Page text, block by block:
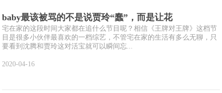
baby最该被骂的不是说贾玲“蠢”，而是让花
宅在家的这段时间大家都在追什么节目呢？相信《王牌对王牌》这档节
目是很多小伙伴最喜欢的一档综艺，不管宅在家的生活有多么无聊，只
要看到沈腾和贾玲这对活宝就可以瞬间忘...
2020-04-16